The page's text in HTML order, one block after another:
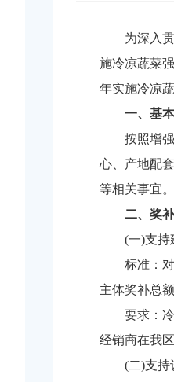
为深入
施冷凉蔬菜
年实施冷凉
一、基
按照增
心、产地配
等相关事宜。
二、奖
(一)支持
标准：
主体奖补总
要求：
经销商在我
(二)支持